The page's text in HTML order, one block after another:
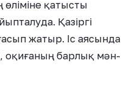
қатысты
Қазіргі
жатыр. Іс аясында
оқиғаның барлық мән-